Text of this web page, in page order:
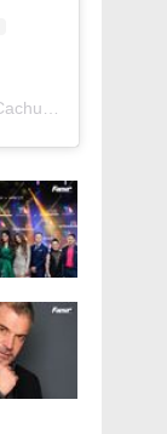
A post shared by Las Flautas Del Cachun (@flautasdelcachun)